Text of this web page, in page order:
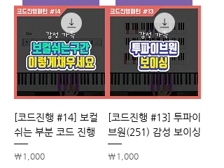
[코드진행 #14] 보컬
쉬는 부분 코드 진행
가격
₩1,000
[코드진행 #13] 투파이
브원(251) 감성 보이싱
가격
₩1,000